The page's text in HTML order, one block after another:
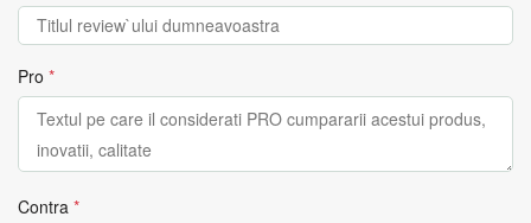
Pro *
Contra *